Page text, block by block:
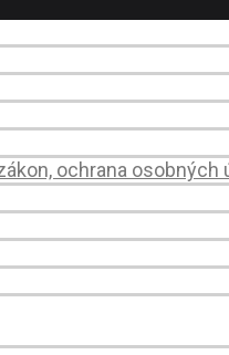
ochrana osobných